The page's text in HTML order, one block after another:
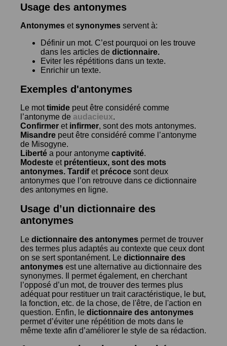
Usage des antonymes
Antonymes etsynonymes servent à:
Définir un mot. C’est pourquoi on les trouve
dans les articles de dictionnaire.
Eviter les répétitions dans un texte.
Enrichir un texte.
Exemples d'antonymes
Le mottimide peut être considéré comme
l’antonyme de audacieux.
Confirmer et infirmer, sont des mots antonymes.
Misandre peut être considéré comme l’antonyme
de Misogyne.
Liberté a pour antonyme captivité.
Modeste et prétentieux, sont des mots
antonymes. Tardifet précoce sont deux
antonymes que l’on retrouve dans ce dictionnaire
des antonymes en ligne.
Usage d’un dictionnaire des
antonymes
Le dictionnaire des antonymes permet de trouver
des termes plus adaptés au contexte que ceux dont
on se sert spontanément. Le dictionnaire des
antonymes est une alternative au dictionnaire des
synonymes. Il permet également, en cherchant
l’opposé d’un mot, de trouver des termes plus
adéquat pour restituer un trait caractéristique, le but,
la fonction, etc. de la chose, de l'être, de l'action en
question. Enfin, le dictionnaire des antonymes
permet d’éviter une répétition de mots dans le
même texte afin d’améliorer le style de sa rédaction.